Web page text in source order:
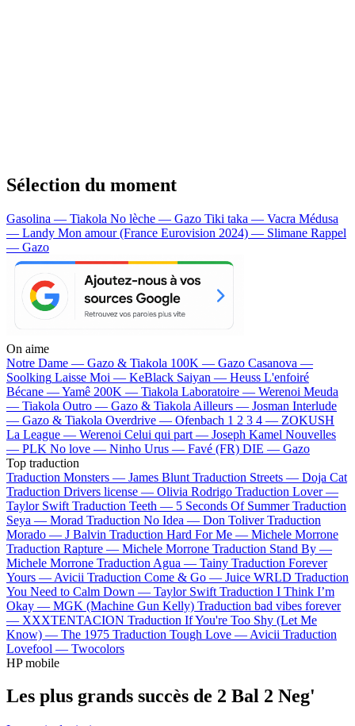
Sélection du moment
Gasolina — Tiakola No lèche — Gazo Tiki taka — Vacra Médusa
— Landy Mon amour (France Eurovision 2024) — Slimane Rappel
— Gazo
On aime
Notre Dame — Gazo & Tiakola 100K — Gazo Casanova —
Soolking Laisse Moi — KeBlack Saiyan — Heuss L'enfoiré
Bécane —Yamê 200K — Tiakola Laboratoire — Werenoi Meuda
— Tiakola Outro — Gazo & Tiakola Ailleurs — Josman Interlude
— Gazo & Tiakola Overdrive — Ofenbach 1 2 3 4 — ZOKUSH
La League — Werenoi Celui qui part — Joseph Kamel Nouvelles
— PLK No love — Ninho Urus — Favé (FR) DIE — Gazo
Top traduction
Traduction Monsters — James Blunt Traduction Streets — Doja Cat
Traduction Drivers license — Olivia Rodrigo Traduction Lover —
Taylor Swift Traduction Teeth — 5 Seconds Of Summer Traduction
Seya — Morad Traduction No Idea — Don Toliver Traduction
Morado — J Balvin Traduction Hard For Me — Michele Morrone
Traduction Rapture — Michele Morrone Traduction Stand By —
Michele Morrone Traduction Agua — Tainy Traduction Forever
Yours — Avicii Traduction Come & Go — Juice WRLD Traduction
You Need to Calm Down — Taylor Swift Traduction I Think I’m
Okay — MGK (Machine Gun Kelly) Traduction bad vibes forever
— XXXTENTACION Traduction If You're Too Shy (Let Me
Know) — The 1975 Traduction Tough Love — Avicii Traduction
Lovefool — Twocolors
HP mobile
Les plus grands succès de 2 Bal 2 Neg'